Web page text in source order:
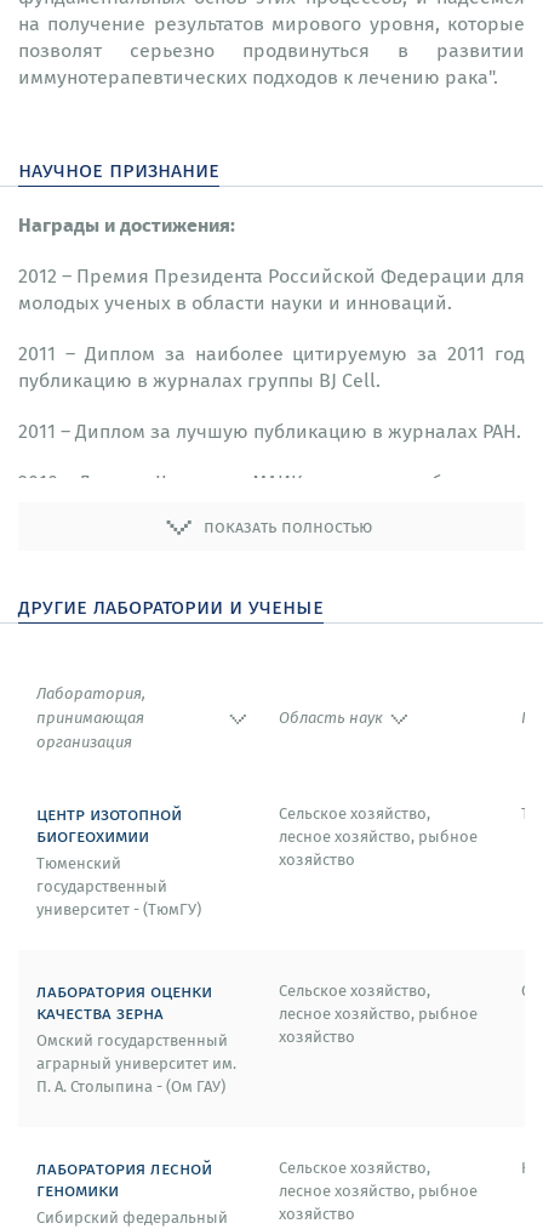
на получение результатов мирового уровня, которые
позволят серьезно продвинуться в развитии
иммунотерапевтических подходов к лечению рака".
научное признание
Награды и достижения:
2012 – Премия Президента Российской Федерации для
молодых ученых в области науки и инноваций.
2011 – Диплом за наиболее цитируемую за 2011 год
публикацию в журналах группы BJ Cell.
2011 – Диплом за лучшую публикацию в журналах РАН.
2010 – Диплом II степени МАИК за лучшую публикацию
РАН».
в журнале «Биоорганическая химия» (Россия).
2008 – Премия конкурса МАИК «Наука/
2006 – Медаль Европейской академии наук.
2005 – Медаль Российской академии наук с премией
для молодых ученых РАН.
показать полностью
другие лаборатории и ученые
Лаборатория,
принимающая
организация
Область наук
центр изотопной
биогеохимии
Тюменский
государственный
университет - (ТюмГУ)
Сельское хозяйство,
лесное хозяйство, рыбное
хозяйство
лаборатория оценки
качества зерна
Омский государственный
аграрный университет им.
П. А. Столыпина - (Ом ГАУ)
Сельское хозяйство,
лесное хозяйство, рыбное
хозяйство
лаборатория лесной
геномики
Сибирский федеральный
Сельское хозяйство,
лесное хозяйство, рыбное
хозяйство